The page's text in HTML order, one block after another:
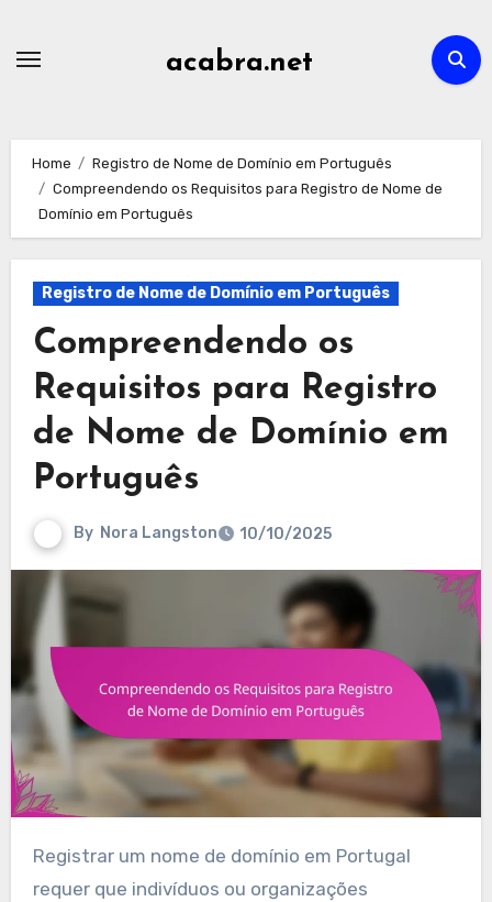
acabra.net
Home
Registro de Nome de Domínio em Português
Compreendendo os Requisitos para Registro de Nome de
Domínio em Português
Registro de Nome de Domínio em Português
Compreendendo os
Requisitos para Registro
de Nome de Domínio em
Português
By Nora Langston 10/10/2025
Registrar um nome de domínio em Portugal
requer que indivíduos ou organizações